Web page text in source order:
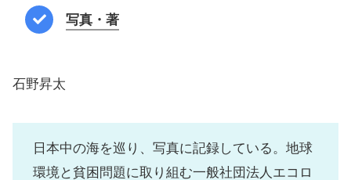
写真・著
石野昇太
日本中の海を巡り、写真に記録している。地球
環境と貧困問題に取り組む一般社団法人エコロ